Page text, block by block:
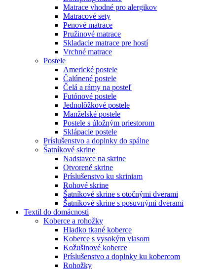
Matrace vhodné pro alergikov
Matracové sety
Penové matrace
Pružinové matrace
Skladacie matrace pre hostí
Vrchné matrace
Postele
Americké postele
Čalúnené postele
Čelá a rámy na posteľ
Futónové postele
Jednolôžkové postele
Manželské postele
Postele s úložným priestorom
Sklápacie postele
Príslušenstvo a doplnky do spálne
Šatníkové skrine
Nadstavce na skrine
Otvorené skrine
Príslušenstvo ku skriniam
Rohové skrine
Šatníkové skrine s otočnými dverami
Šatníkové skrine s posuvnými dverami
Textil do domácnosti
Koberce a rohožky
Hladko tkané koberce
Koberce s vysokým vlasom
Kožušinové koberce
Príslušenstvo a doplnky ku kobercom
Rohožky